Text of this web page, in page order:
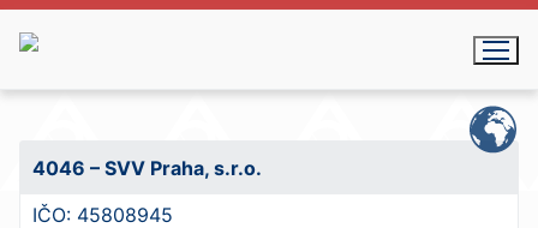
Přeskočit
4046 – SVV Praha, s.r.o.
IČO: 45808945